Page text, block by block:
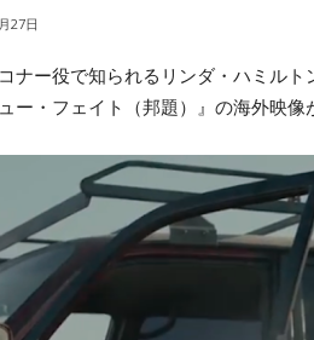
27日
ナー役で知られるリンダ・ハミル
ー・フェイト（邦題）』の海外映像